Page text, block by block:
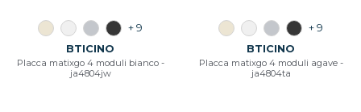
+ 9
BTICINO
Placca matixgo 4 moduli bianco -
ja4804jw
+ 9
BTICINO
Placca matixgo 4 moduli agave -
ja4804ta